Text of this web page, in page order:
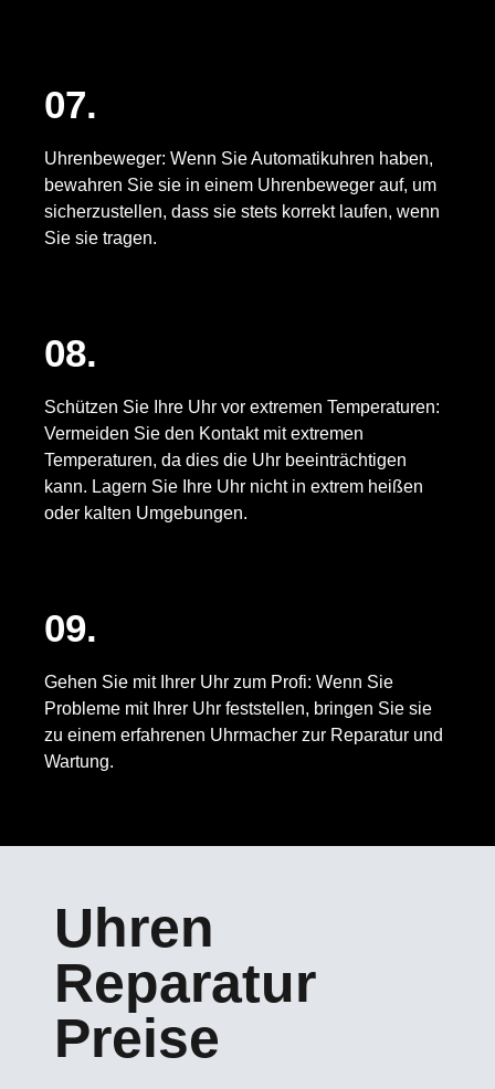
07.
Uhrenbeweger: Wenn Sie Automatikuhren haben,
bewahren Sie sie in einem Uhrenbeweger auf, um
sicherzustellen, dass sie stets korrekt laufen, wenn
Sie sie tragen.
08.
Schützen Sie Ihre Uhr vor extremen Temperaturen:
Vermeiden Sie den Kontakt mit extremen
Temperaturen, da dies die Uhr beeinträchtigen
kann. Lagern Sie Ihre Uhr nicht in extrem heißen
oder kalten Umgebungen.
09.
Gehen Sie mit Ihrer Uhr zum Profi: Wenn Sie
Probleme mit Ihrer Uhr feststellen, bringen Sie sie
zu einem erfahrenen Uhrmacher zur Reparatur und
Wartung.
Uhren
Reparatur
Preise